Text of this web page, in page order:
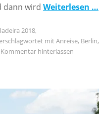
dann wird Weiterlesen …
2018,
mitAnreise, Berlin,
Kommentar hinterlassen